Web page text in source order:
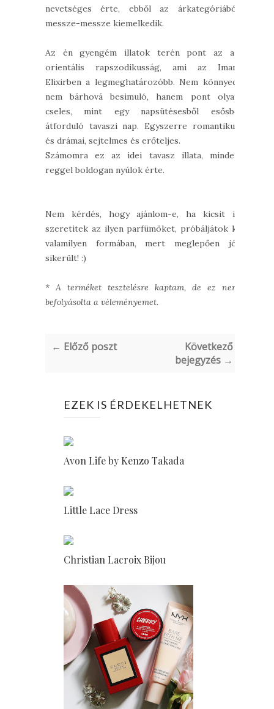
nevetséges érte, ebből az árkategóriából
messze-messze kiemelkedik.
Az én gyengém illatok terén pont az az
orientális rapszodikusság, ami az Imari
Elixirben a legmeghatározóbb. Nem könnyed,
nem bárhová besimuló, hanem pont olyan
cseles, mint egy napsütésesből esősbe
átforduló tavaszi nap. Egyszerre romantikus
és drámai, sejtelmes és erőteljes.
Számomra ez az idei tavasz illata, minden
reggel boldogan nyúlok érte.
Nem kérdés, hogy ajánlom-e, ha kicsit is
szeretitek az ilyen parfümöket, próbáljátok ki
valamilyen formában, mert meglepően jól
sikerült! :)
* A terméket tesztelésre kaptam, de ez nem
befolyásolta a véleményemet.
← Előző poszt
Következő
bejegyzés →
EZEK IS ÉRDEKELHETNEK
Avon Life by Kenzo Takada
Little Lace Dress
Christian Lacroix Bijou